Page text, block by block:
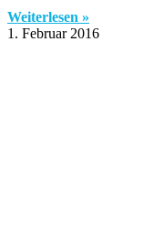
Weiterlesen »
1. Februar 2016